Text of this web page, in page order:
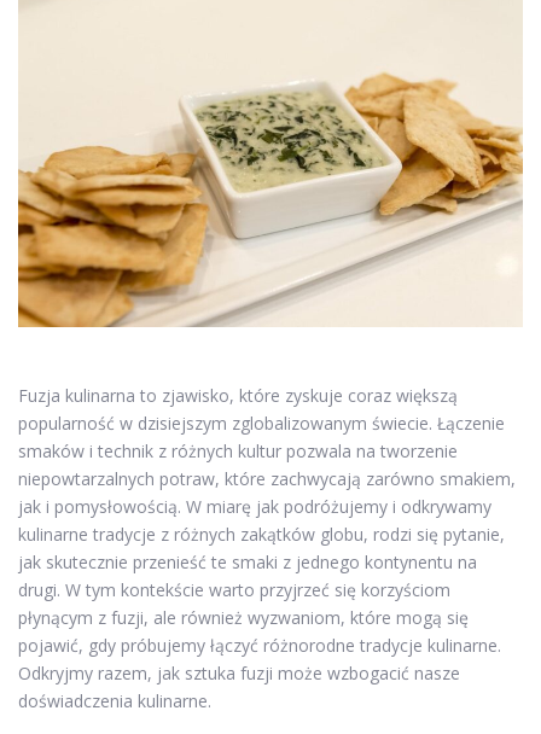
Fuzja kulinarna to zjawisko, które zyskuje coraz większą
popularność w dzisiejszym zglobalizowanym świecie. Łączenie
smaków i technik z różnych kultur pozwala na tworzenie
niepowtarzalnych potraw, które zachwycają zarówno smakiem,
jak i pomysłowością. W miarę jak podróżujemy i odkrywamy
kulinarne tradycje z różnych zakątków globu, rodzi się pytanie,
jak skutecznie przenieść te smaki z jednego kontynentu na
drugi. W tym kontekście warto przyjrzeć się korzyściom
płynącym z fuzji, ale również wyzwaniom, które mogą się
pojawić, gdy próbujemy łączyć różnorodne tradycje kulinarne.
Odkryjmy razem, jak sztuka fuzji może wzbogacić nasze
doświadczenia kulinarne.